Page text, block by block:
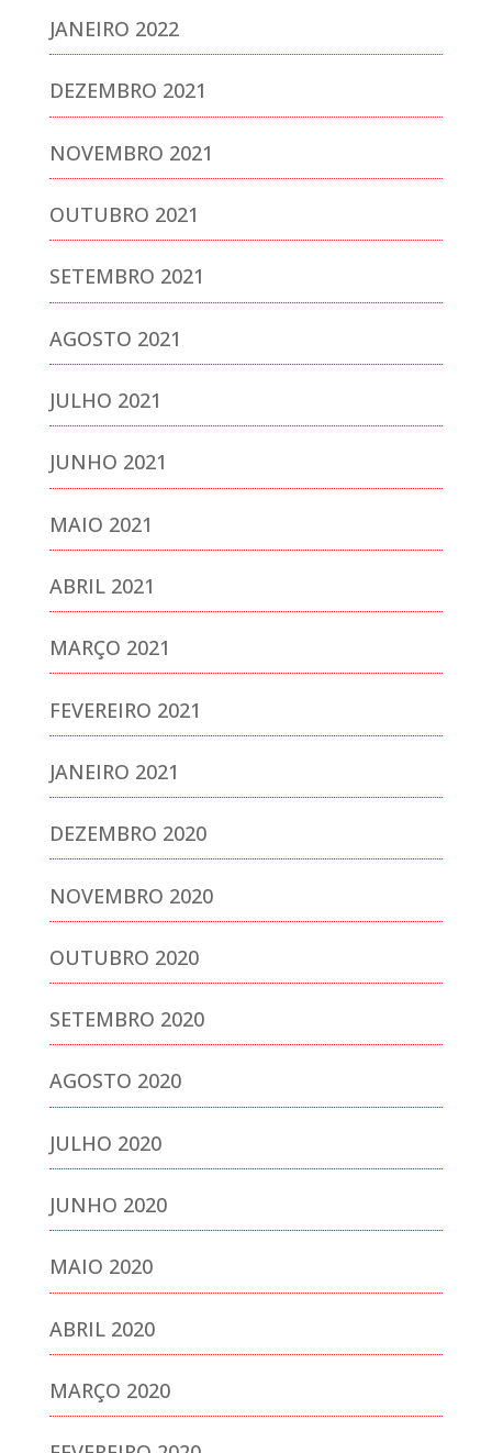
JANEIRO 2022
DEZEMBRO 2021
NOVEMBRO 2021
OUTUBRO 2021
SETEMBRO 2021
AGOSTO 2021
JULHO 2021
JUNHO 2021
MAIO 2021
ABRIL 2021
MARÇO 2021
FEVEREIRO 2021
JANEIRO 2021
DEZEMBRO 2020
NOVEMBRO 2020
OUTUBRO 2020
SETEMBRO 2020
AGOSTO 2020
JULHO 2020
JUNHO 2020
MAIO 2020
ABRIL 2020
MARÇO 2020